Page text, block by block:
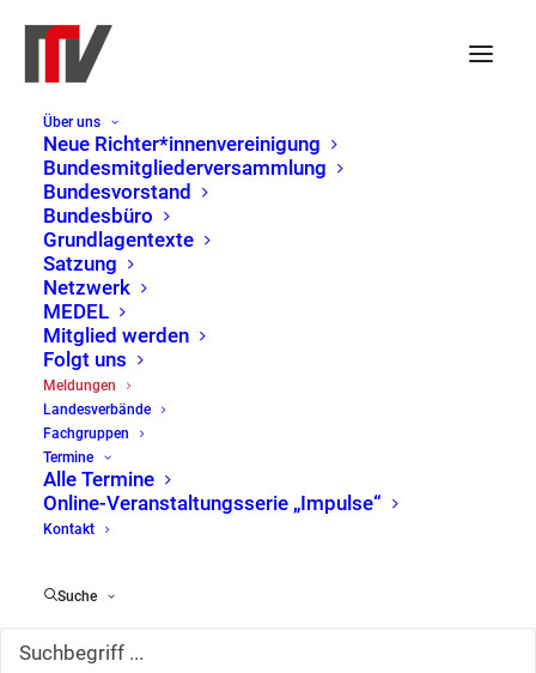
Über uns
Neue Richter*innenvereinigung
Bundesmitgliederversammlung
Bundesvorstand
Bundesbüro
Grundlagentexte
Satzung
Netzwerk
MEDEL
Mitglied werden
Folgt uns
Meldungen
Landesverbände
Fachgruppen
Termine
Alle Termine
Online-Veranstaltungsserie „Impulse“
Kontakt
Suche